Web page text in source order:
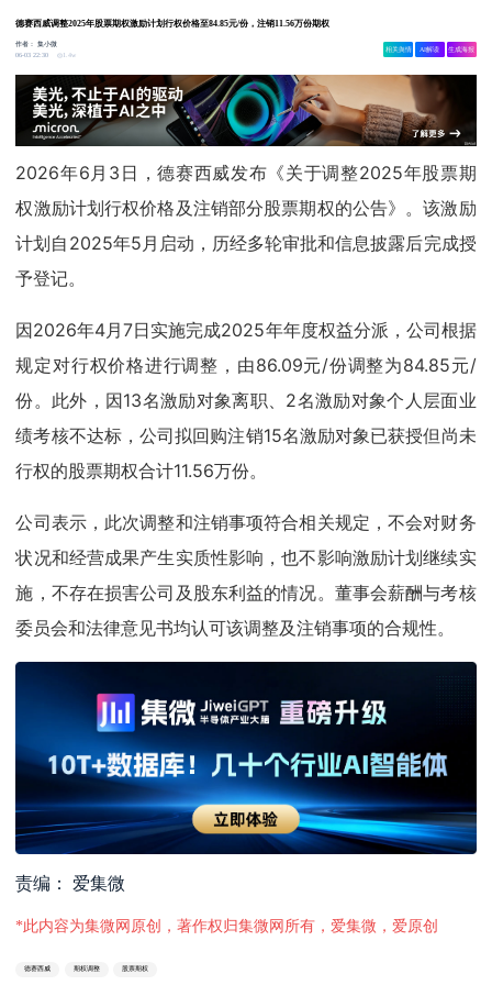
德赛西威调整2025年股票期权激励计划行权价格至84.85元/份，注销11.56万份期权
作者：集小微
06-03 22:30
1.4w
相关舆情 AI解读 生成海报
2026年6月3日，德赛西威发布《关于调整2025年股票期
权激励计划行权价格及注销部分股票期权的公告》。该激励
计划自2025年5月启动，历经多轮审批和信息披露后完成授
予登记。
因2026年4月7日实施完成2025年年度权益分派，公司根据
规定对行权价格进行调整，由86.09元/份调整为84.85元/
份。此外，因13名激励对象离职、2名激励对象个人层面业
绩考核不达标，公司拟回购注销15名激励对象已获授但尚未
行权的股票期权合计11.56万份。
公司表示，此次调整和注销事项符合相关规定，不会对财务
状况和经营成果产生实质性影响，也不影响激励计划继续实
施，不存在损害公司及股东利益的情况。董事会薪酬与考核
委员会和法律意见书均认可该调整及注销事项的合规性。
责编： 爱集微
*此内容为集微网原创，著作权归集微网所有，爱集微，爱原创
德赛西威 期权调整 股票期权